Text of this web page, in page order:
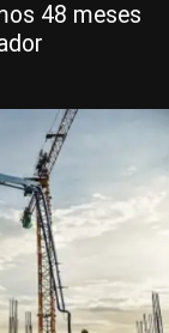
48 meses